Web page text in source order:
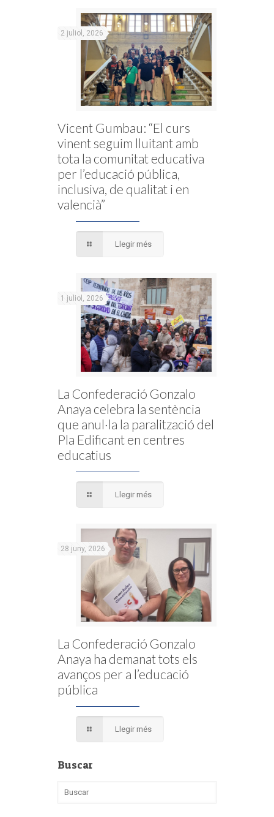
2 juliol, 2026
Vicent Gumbau: “El curs
vinent seguim lluitant amb
tota la comunitat educativa
per l’educació pública,
inclusiva, de qualitat i en
valencià”
Llegir més
1 juliol, 2026
La Confederació Gonzalo
Anaya celebra la sentència
que anul·la la paralització del
Pla Edificant en centres
educatius
Llegir més
28 juny, 2026
La Confederació Gonzalo
Anaya ha demanat tots els
avanços per a l’educació
pública
Llegir més
Buscar